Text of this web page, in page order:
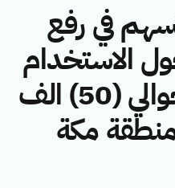
في رفع
الاستخدام
الآمن للإنترنت لحوالي (50) الف
مكة